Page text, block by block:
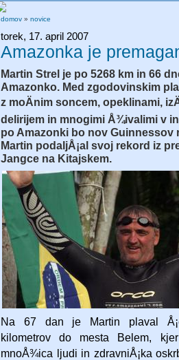
domov » novice
torek, 17. april 2007
Amazonka je
Martin Strel je po 5268 km in 66
Amazonko. Med zgodovinskim
z moÄnim soncem, opeklinami,
delirijem in mnogimi Å¾ivalimi v
po Amazonki bo nov Guinnessov
Martin podaljÅ¡al svoj rekord iz
Jangce na Kitajskem.
Na 67 dan je Martin plaval
kilometrov do mesta Belem,
mnoÅ¾ica ljudi in zdravniÅ¡ka